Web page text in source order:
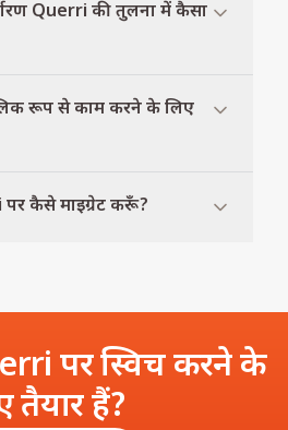
Querri की तुलना में कैसा
रूप से काम करने के लिए
कैसे माइग्रेट करूँ?
पर स्विच करने के
तैयार हैं?